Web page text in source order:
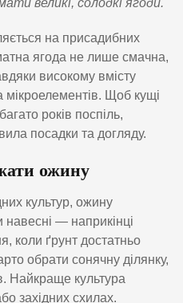
на присадибних
ягода не лише смачна,
високому вмісту
мікроелементів. Щоб кущі
років поспіль,
посадки та догляду.
ожину
культур, ожину
— наприкінці
коли ґрунт достатньо
обрати сонячну ділянку,
Найкраще культура
західних схилах.